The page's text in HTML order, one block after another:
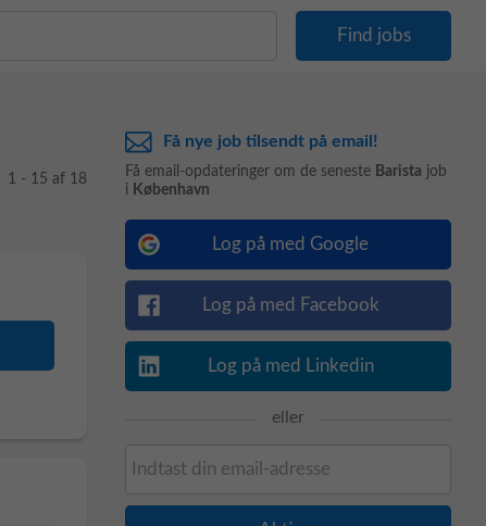
1 - 15 af 18
Få nye job tilsendt på email!
Få email-opdateringer om de seneste Barista job
i København
Log på med Google
Log på med Facebook
Log på med Linkedin
eller